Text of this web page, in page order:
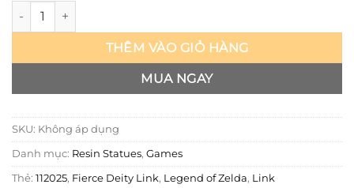
Legend of Zelda - Fierce Deity Link - Wake studio số lượng
THÊM VÀO GIỎ HÀNG
MUA NGAY
SKU: Không áp dụng
Danh mục: Resin Statues, Games
Thẻ: 112025, Fierce Deity Link, Legend of Zelda, Link